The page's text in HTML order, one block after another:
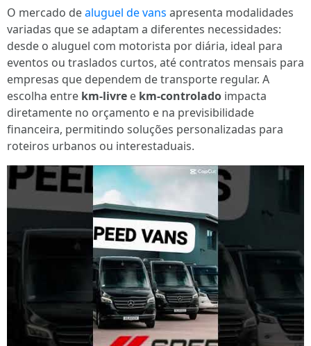
O mercado dealuguel de vans apresenta modalidades
variadas que se adaptam a diferentes necessidades:
desde o aluguel com motorista por diária, ideal para
eventos ou traslados curtos, até contratos mensais para
empresas que dependem de transporte regular. A
escolha entre km-livre e km-controlado impacta
diretamente no orçamento e na previsibilidade
financeira, permitindo soluções personalizadas para
roteiros urbanos ou interestaduais.